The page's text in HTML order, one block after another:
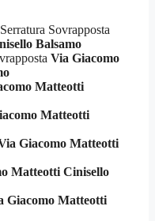
Sovrapposta
Balsamo
Via Giacomo
Matteotti
Matteotti
Giacomo Matteotti
Matteotti Cinisello
Giacomo Matteotti